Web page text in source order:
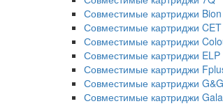
Совместимые картриджи Bion
Совместимые картриджи CET
Совместимые картриджи
Совместимые картриджи ELP
Совместимые картриджи
Совместимые картриджи G&G
Совместимые картриджи